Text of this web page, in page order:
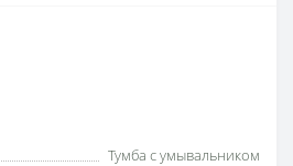
Тумба с умывальником